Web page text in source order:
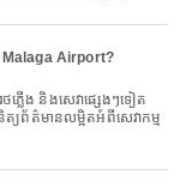
ៅ Malaga Airport?
យព័ត៌មានលម្អិតអំពីសេវាកម្ម